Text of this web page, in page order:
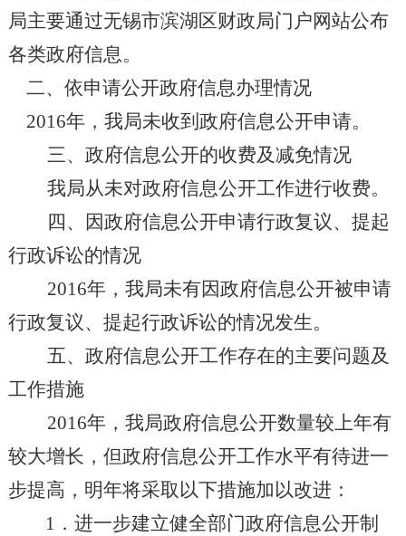
局主要通过无锡市滨湖区财政局门户网站公布
各类政府信息。
二、依申请公开政府信息办理情况
2016年，我局未收到政府信息公开申请。
三、政府信息公开的收费及减免情况
我局从未对政府信息公开工作进行收费。
四、因政府信息公开申请行政复议、提起
行政诉讼的情况
2016年，我局未有因政府信息公开被申请
行政复议、提起行政诉讼的情况发生。
五、政府信息公开工作存在的主要问题及
工作措施
2016年，我局政府信息公开数量较上年有
较大增长，但政府信息公开工作水平有待进一
步提高，明年将采取以下措施加以改进：
1 ．进一步建立健全部门政府信息公开制